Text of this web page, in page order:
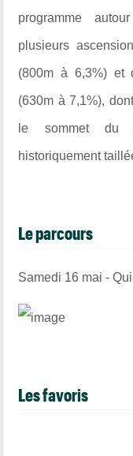
programme
plusieurs
(800m à 6,3%) et
(630m à 7,1%),
le sommet du
historiquement
Le parcours
Samedi 16 mai -
Les favoris